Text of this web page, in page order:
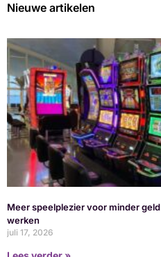
Nieuwe artikelen
Meer speelplezier voor minder
werken
juli 17, 2026